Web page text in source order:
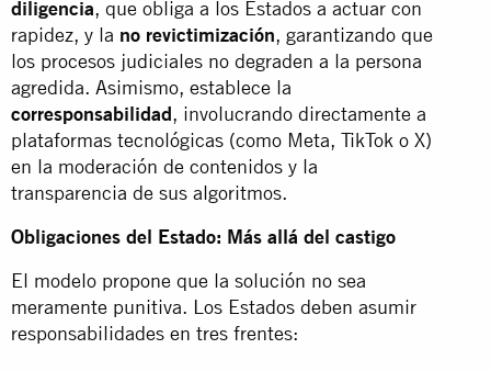
diligencia, que obliga a los Estados a actuar con
rapidez, y la no revictimización, garantizando que
los procesos judiciales no degraden a la persona
agredida. Asimismo, establece la
corresponsabilidad, involucrando directamente a
plataformas tecnológicas (como Meta, TikTok o X)
en la moderación de contenidos y la
transparencia de sus algoritmos.
Obligaciones del Estado: Más allá del castigo
El modelo propone que la solución no sea
meramente punitiva. Los Estados deben asumir
responsabilidades en tres frentes: